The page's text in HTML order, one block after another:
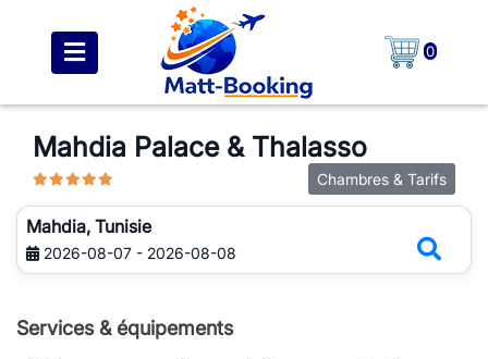
0
Mahdia Palace & Thalasso
Chambres & Tarifs
Mahdia, Tunisie
2026-08-07 - 2026-08-08
Services & équipements